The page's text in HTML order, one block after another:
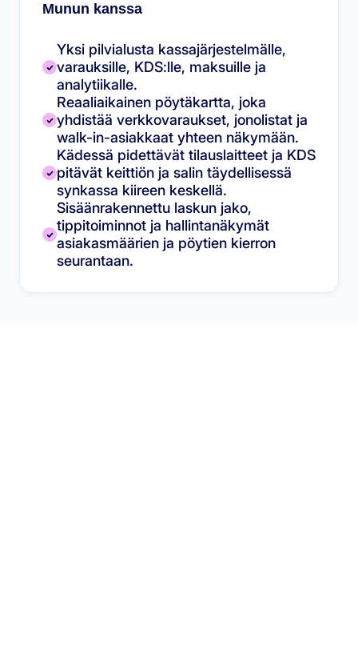
Munun kanssa
Yksi pilvialusta kassajärjestelmälle,
varauksille, KDS:lle, maksuille ja
analytiikalle.
Reaaliaikainen pöytäkartta, joka
yhdistää verkkovaraukset, jonolistat ja
walk-in-asiakkaat yhteen näkymään.
Kädessä pidettävät tilauslaitteet ja KDS
pitävät keittiön ja salin täydellisessä
synkassa kiireen keskellä.
Sisäänrakennettu laskun jako,
tippitoiminnot ja hallintanäkymät
asiakasmäärien ja pöytien kierron
seurantaan.